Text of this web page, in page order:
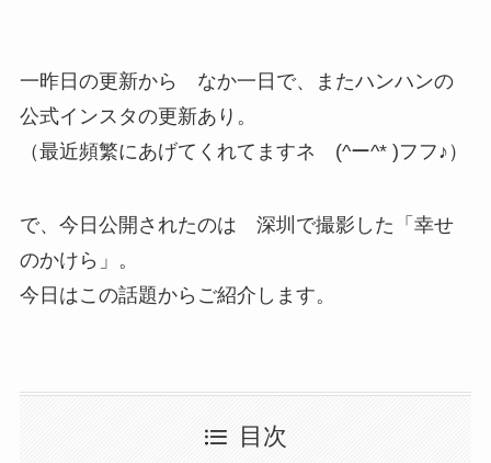
一昨日の更新から なか一日で、またハンハンの
公式インスタの更新あり。
（最近頻繁にあげてくれてますネ (^ー^* )フフ♪）
で、今日公開されたのは 深圳で撮影した「幸せ
のかけら」。
今日はこの話題からご紹介します。
目次